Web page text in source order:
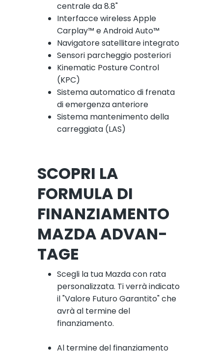
centrale da 8.8"
Interfacce wireless Apple
Carplay™ e Android Auto™
Navigatore satellitare integrato
Sensori parcheggio posteriori
Kinematic Posture Control
(KPC)
Sistema automatico di frenata
di emergenza anteriore
Sistema mantenimento della
carreggiata (LAS)
SCO­PRI LA
FORMULA DI
FINAN­ZIAMEN­TO
MAZDA AD­VAN­
TAGE
Scegli la tua Mazda con rata
personalizzata. Ti verrà indicato
il "Valore Futuro Garantito" che
avrà al termine del
finanziamento.
Al termine del finanziamento